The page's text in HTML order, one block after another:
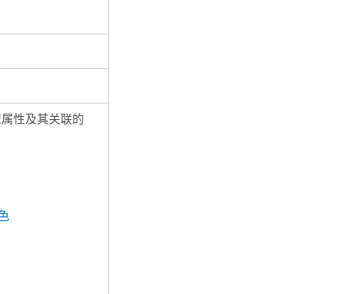
性及其关联的